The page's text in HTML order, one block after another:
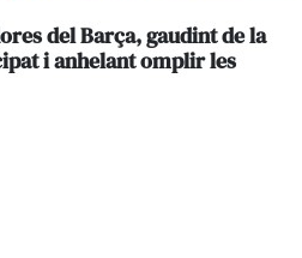
del Barça, gaudint de la
i anhelant omplir les